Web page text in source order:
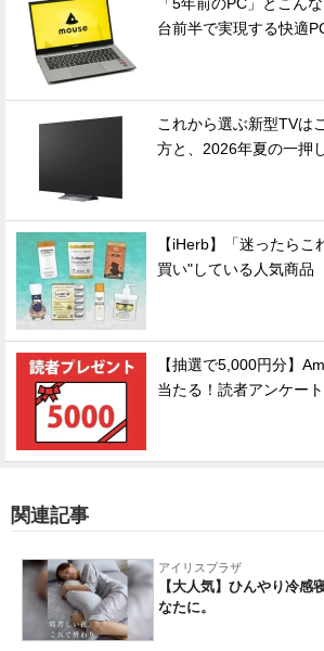
「5年前のPC」とこん
台前半で実現する快適
これから選ぶ新型TVは
方と、2026年夏の一押
【iHerb】「迷ったら
買い"している人気商品
【抽選で5,000円分】
当たる！読者アンケー
関連記事
アイリスプラザ
【大人気】ひんやり冷感
なたに。